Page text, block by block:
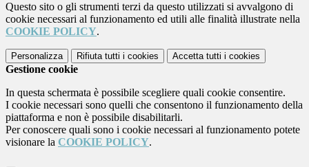
Questo sito o gli strumenti terzi da questo utilizzati si avvalgono di
cookie necessari al funzionamento ed utili alle finalità illustrate nella
COOKIE POLICY.
Personalizza Rifiuta tutti i cookies Accetta tutti i cookies
Gestione cookie
In questa schermata è possibile scegliere quali cookie consentire.
I cookie necessari sono quelli che consentono il funzionamento della
piattaforma e non è possibile disabilitarli.
Per conoscere quali sono i cookie necessari al funzionamento potete
visionare la COOKIE POLICY.